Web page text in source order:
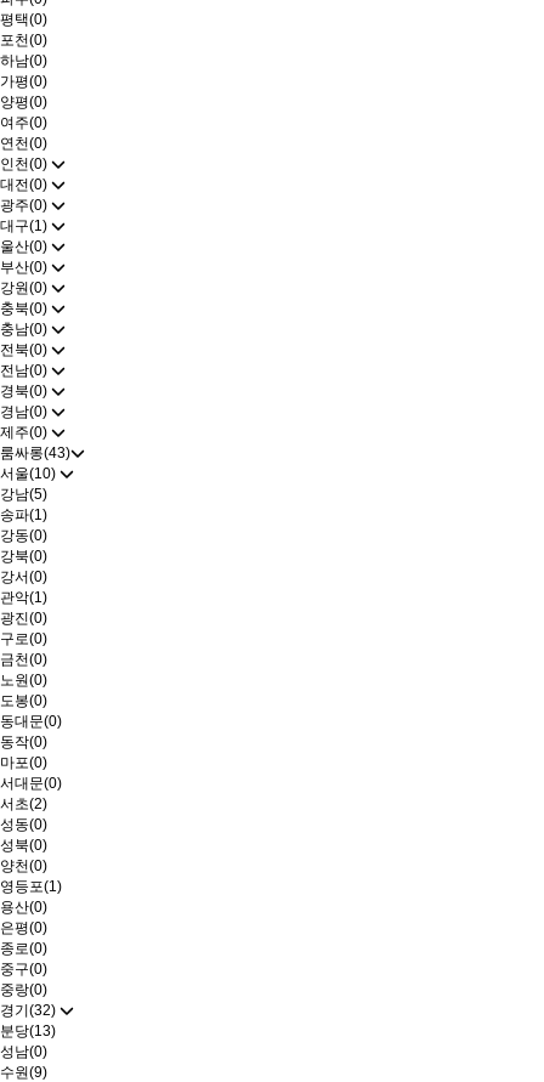
평택(0)
포천(0)
하남(0)
가평(0)
양평(0)
여주(0)
연천(0)
인천(0)
대전(0)
광주(0)
대구(1)
울산(0)
부산(0)
강원(0)
충북(0)
충남(0)
전북(0)
전남(0)
경북(0)
경남(0)
제주(0)
룸싸롱(43)
서울(10)
강남(5)
송파(1)
강동(0)
강북(0)
강서(0)
관악(1)
광진(0)
구로(0)
금천(0)
노원(0)
도봉(0)
동대문(0)
동작(0)
마포(0)
서대문(0)
서초(2)
성동(0)
성북(0)
양천(0)
영등포(1)
용산(0)
은평(0)
종로(0)
중구(0)
중랑(0)
경기(32)
분당(13)
성남(0)
수원(9)